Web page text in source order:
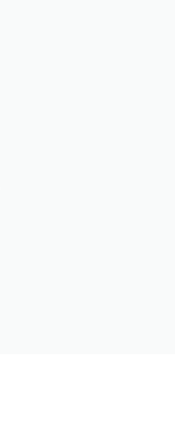
太幸运了。